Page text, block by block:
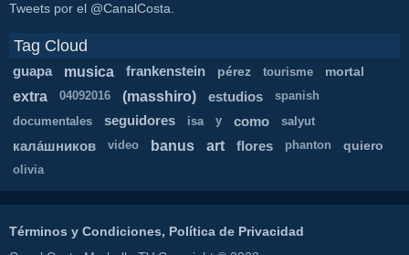
Tweets por el @CanalCosta.
Tag Cloud
guapa musica frankenstein pérez tourisme mortal
extra 04092016 (masshiro) estudios spanish
documentales seguidores isa y como salyut
кала́шников video banus art flores phanton quiero
olivia
Términos y Condiciones, Política de Privacidad